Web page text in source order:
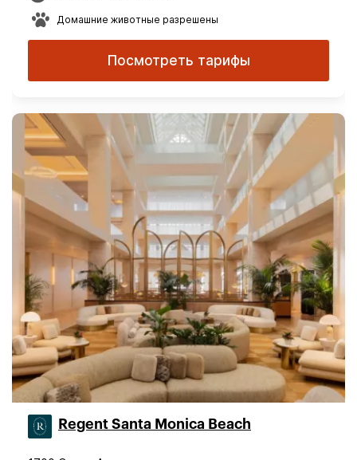
Домашние животные разрешены
Посмотреть тарифы
Regent Santa Monica Beach